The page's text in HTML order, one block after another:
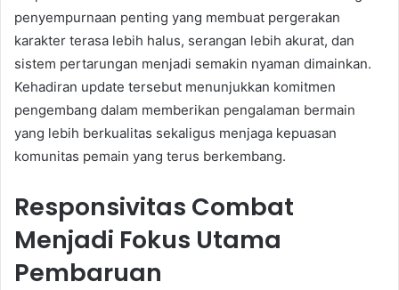
penyempurnaan penting yang membuat pergerakan
karakter terasa lebih halus, serangan lebih akurat, dan
sistem pertarungan menjadi semakin nyaman dimainkan.
Kehadiran update tersebut menunjukkan komitmen
pengembang dalam memberikan pengalaman bermain
yang lebih berkualitas sekaligus menjaga kepuasan
komunitas pemain yang terus berkembang.
Responsivitas Combat
Menjadi Fokus Utama
Pembaruan